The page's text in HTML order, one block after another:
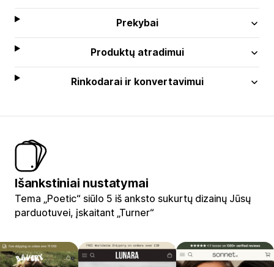
Prekybai
Produktų atradimui
Rinkodarai ir konvertavimui
Išankstiniai nustatymai
Tema „Poetic“ siūlo 5 iš anksto sukurtų dizainų Jūsų
parduotuvei, įskaitant „Turner“